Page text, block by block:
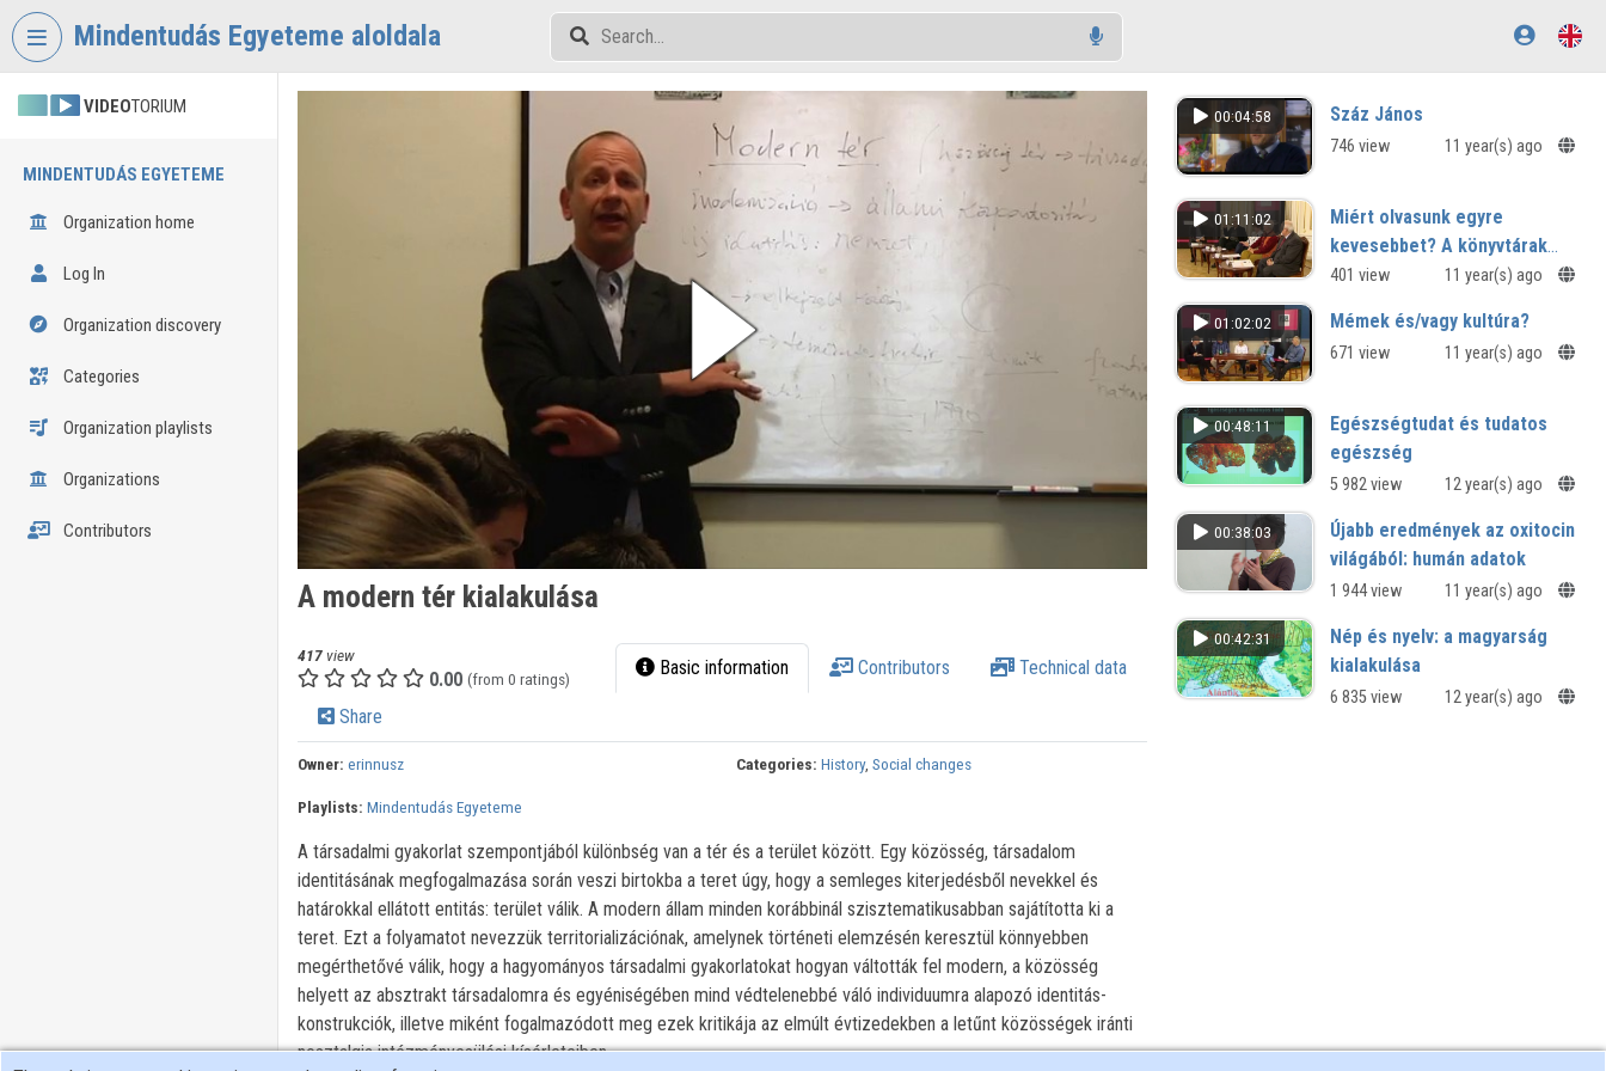
Skip header
Mindentudás Egyeteme aloldala
VIDEOTORIUM
MINDENTUDÁS EGYETEME
Organization home
Log In
Organization discovery
Categories
Organization playlists
Organizations
Contributors
A modern tér kialakulása
417view
0.00 (from 0 ratings) Basic information Contributors Technical data
Share
Owner: erinnusz Categories: History,Social changes
Playlists: Mindentudás Egyeteme
A társadalmi gyakorlat szempontjából különbség van a tér és a terület között. Egy közösség, társadalom
identitásának megfogalmazása során veszi birtokba a teret úgy, hogy a semleges kiterjedésből nevekkel és
határokkal ellátott entitás: terület válik. A modern állam minden korábbinál szisztematikusabban sajátította ki a
teret. Ezt a folyamatot nevezzük territorializációnak, amelynek történeti elemzésén keresztül könnyebben
megérthetővé válik, hogy a hagyományos társadalmi gyakorlatokat hogyan váltották fel modern, a közösség
helyett az absztrakt társadalomra és egyéniségében mind védtelenebbé váló individuumra alapozó identitás-
konstrukciók, illetve miként fogalmazódott meg ezek kritikája az elmúlt évtizedekben a letűnt közösségek iránti
nosztalgia intézményesülési kísérleteiben.
00:04:58 Száz János
746 view 11 year(s) ago
01:11:02
Miért olvasunk egyre
kevesebbet? A könyvtárak
szerepvállalásának
401 view 11 year(s) ago
01:02:02 Mémek és/vagy kultúra?
671 view 11 year(s) ago
00:48:11
Egészségtudat és tudatos
egészség
5 982 view 12 year(s) ago
00:38:03
Újabb eredmények az oxitocin
világából: humán adatok
1 944 view 11 year(s) ago
00:42:31
Nép és nyelv: a magyarság
kialakulása
6 835 view 12 year(s) ago